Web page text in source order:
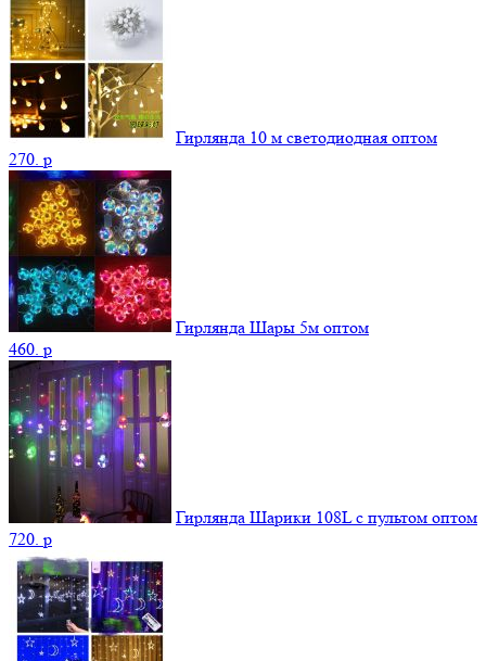
Гирлянда 10 м светодиодная оптом
270. p
Гирлянда Шары 5м оптом
460. p
Гирлянда Шарики 108L с пультом оптом
720. p